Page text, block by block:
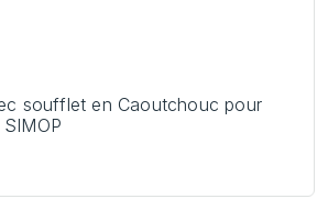
soufflet en Caoutchouc pour